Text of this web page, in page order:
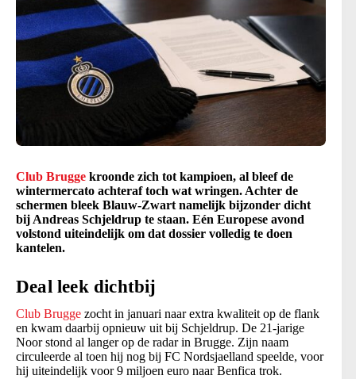
Club Brugge kroonde zich tot kampioen, al bleef de
wintermercato achteraf toch wat wringen. Achter de
schermen bleek Blauw-Zwart namelijk bijzonder dicht
bij Andreas Schjeldrup te staan. Eén Europese avond
volstond uiteindelijk om dat dossier volledig te doen
kantelen.
Deal leek dichtbij
Club Brugge zocht in januari naar extra kwaliteit op de flank
en kwam daarbij opnieuw uit bij Schjeldrup. De 21-jarige
Noor stond al langer op de radar in Brugge. Zijn naam
circuleerde al toen hij nog bij FC Nordsjaelland speelde, voor
hij uiteindelijk voor 9 miljoen euro naar Benfica trok.